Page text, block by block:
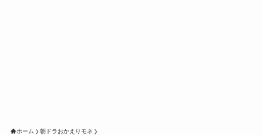
ホーム 朝ドラおかえりモネ